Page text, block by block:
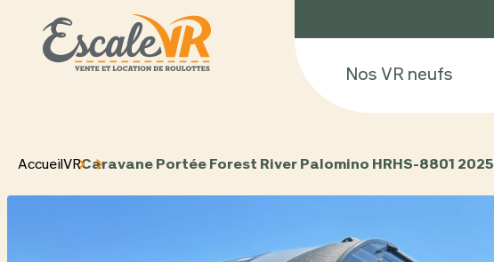
Nos VR neufs
Accueil VRCaravane Portée Forest River Palomino HRHS-8801 2025